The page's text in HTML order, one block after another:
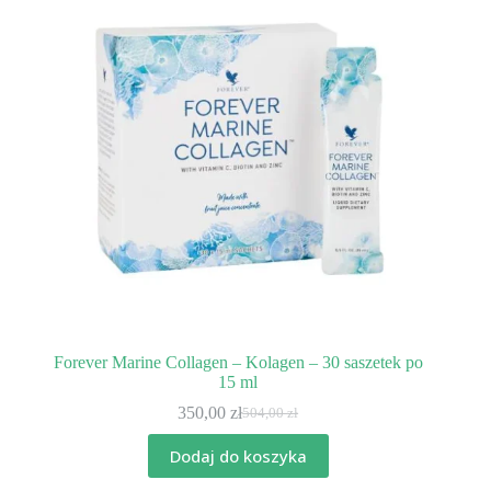
Forever Marine Collagen – Kolagen – 30 saszetek po
15 ml
504,00zł
Pierwotna
wynosiła:
504,00 zł.
350,00złAktualna
wynosi:
350,00 zł.
Dodaj do koszyka